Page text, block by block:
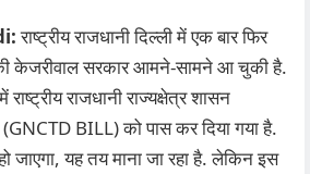
राष्ट्रीय राजधानी दिल्ली में एक बार फिर
केजरीवाल सरकार आमने-सामने आ चुकी है.
राजधानी राज्यक्षेत्र शासन
BILL) को पास कर दिया गया है.
जाएगा, यह तय माना जा रहा है. लेकिन इस